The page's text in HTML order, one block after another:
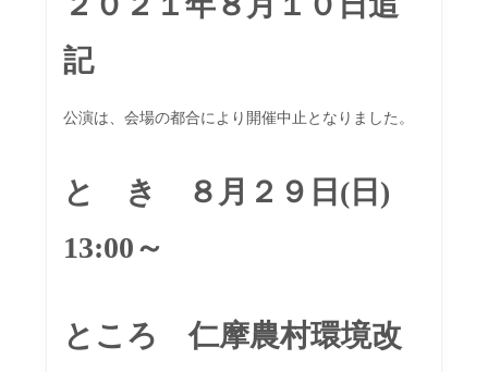
記
公演は、会場の都合により開催中止となりました。
と き ８月２９日(日)
13:00～
​ところ 仁摩農村環境改